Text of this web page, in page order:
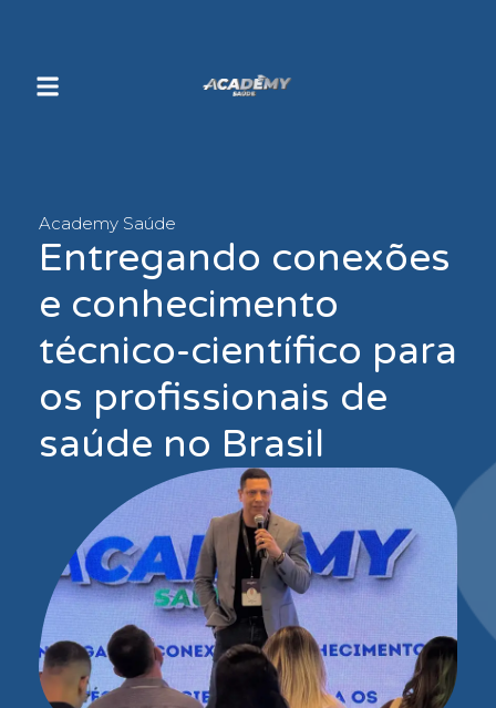
Academy Saúde
Entregando conexões
e conhecimento
técnico-científico para
os profissionais de
saúde no Brasil